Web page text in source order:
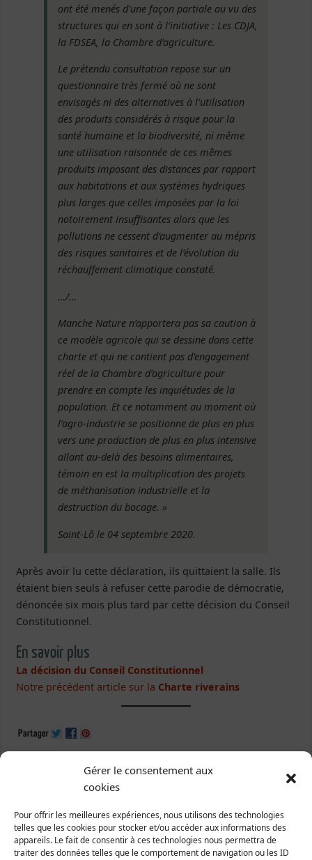
Gérer le consentement aux
cookies
Pour offrir les meilleures expériences, nous utilisons des technologies
telles que les cookies pour stocker et/ou accéder aux informations des
appareils. Le fait de consentir à ces technologies nous permettra de
traiter des données telles que le comportement de navigation ou les ID
ont été menés d’une façon partiale au vu des
structures qui en sont à l’initiative : Les CDJA,
la FDSEA, la Chambre d’agriculture.
Le prétendu consultation repose sur un
questionnaire très fermé où ne sont
envisagés ni des alternatives à l’utilisation
des produits considérés à risque pour la
santé humaine et la biodiversité, ni même
une utilisation raisonnée de ces mêmes
produits imposant des distances par rapport
aux habitations et aux systèmes hydriques
plus larges que celles imposées par la loi
notoirement insuffisantes alors que les
pollutions ne cessent d’augmenter au mépris
des risques sanitaires et de l’évolution du
réchauffement climatique constaté.
…/…
Manche Nature n’apportera pas sa caution à
ce modèle agricole qui se dessine dans cette
charte et qui ne contient pas d’engagement
réel de la Chambre d’agriculture pour
prendre en compte les inquiétudes de la
population. Et ce notamment au moment où
l’agro-industrie se positionne de plus en plus
vers une production de plus en plus intensive
allant au-delà des besoins alimentaires,
témoin en est la multiplication des projets
de méthanisation industrielle et la
destruction du bocage. »
Saint-Lô le 04 septembre 2020.
Après avoir lu cette déclaration, ils quittaient la salle. Ils
étaient bien seuls à refuser cette parodie de démocratie,
dénoncée six mois plus tard par cette décision du Conseil
Constitutionnel.
En savoir plus
La décision du Conseil Constitutionnel
Notre précédent article sur la Charte riverains
de Saint-Pair
départemental Manche-
Nature